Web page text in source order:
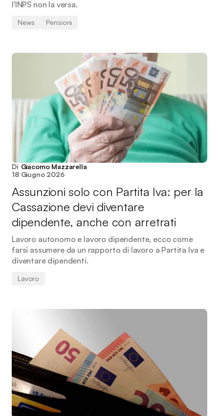
l'INPS non la versa.
News Pensioni
Di Giacomo Mazzarella
18 Giugno 2026
Assunzioni solo con Partita Iva: per la
Cassazione devi diventare
dipendente, anche con arretrati
Lavoro autonomo e lavoro dipendente, ecco come
farsi assumere da un rapporto di lavoro a Partita Iva e
diventare dipendenti.
Lavoro